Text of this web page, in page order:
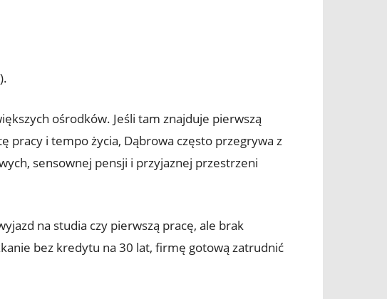
ośrodków. Jeśli tam znajduje pierwszą
pracy i tempo życia, Dąbrowa często przegrywa z
sensownej pensji i przyjaznej przestrzeni
na studia czy pierwszą pracę, ale brak
bez kredytu na 30 lat, firmę gotową zatrudnić